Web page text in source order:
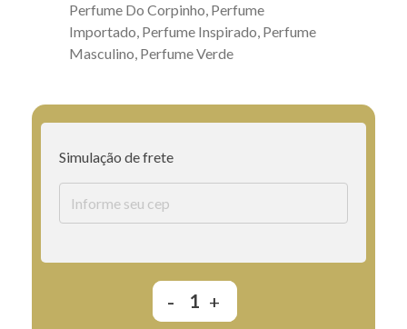
Simulação de frete
Perfume Do Corpinho, Perfume
Importado, Perfume Inspirado, Perfume
Masculino, Perfume Verde